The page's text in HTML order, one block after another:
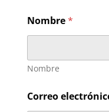
Nombre*
Nombre
Correo